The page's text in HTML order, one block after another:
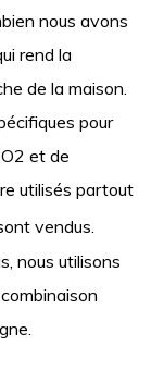
nous avons
rend la
de la maison.
pour
et de
utilisés partout
vendus.
nous utilisons